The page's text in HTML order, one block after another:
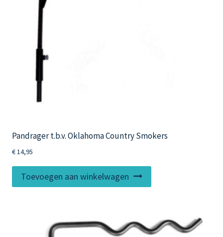
Pandrager t.b.v. Oklahoma Country Smokers
€14,95
Toevoegen aan winkelwagen